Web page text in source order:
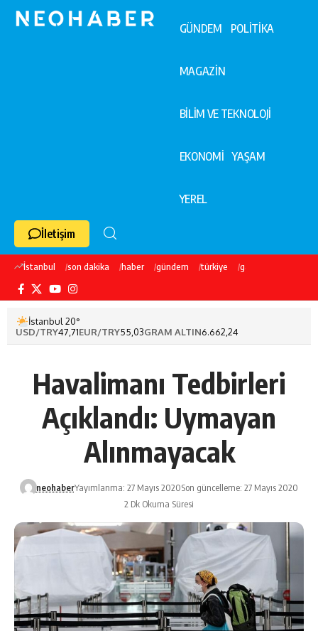
GÜNDEM POLİTİKA
MAGAZİN
BİLİM VE TEKNOLOJİ
EKONOMİ YAŞAM
YEREL
İletişim
İstanbul son dakika haber gündem türkiye galatasaray
İstanbul 20°
USD/TRY47,71EUR/TRY55,03GRAM ALTIN6.662,24
Havalimanı Tedbirleri
Açıklandı: Uymayan
Alınmayacak
neohaberYayımlanma: 27 Mayıs 2020Son güncelleme: 27 Mayıs 2020
2 Dk Okuma Süresi